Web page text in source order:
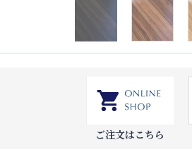
ご注文はこちら